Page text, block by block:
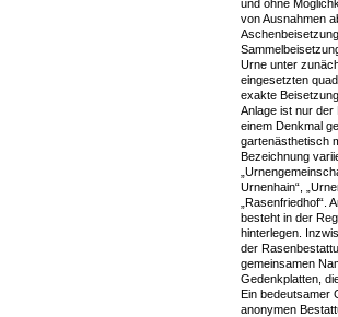
und ohne
von Ausnahmen
Urne unter
eingesetzten
exakte
Anlage ist nur
einem Denkmal
gartenästhetisch
Bezeichnung
Urnenhain“,
„Rasenfriedhof“.
besteht in der
hinterlegen.
der
gemeinsamen
Gedenkplatten,
Ein bedeutsamer
anonymen